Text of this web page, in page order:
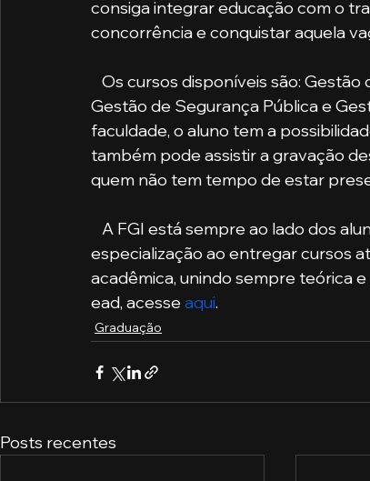
consiga integrar educação com o
concorrência e conquistar aquela
Gestão de Segurança Pública e
faculdade, o aluno tem a
também pode assistir a gravação
quem não tem tempo de estar
especialização ao entregar cursos
acadêmica, unindo sempre teórica
ead, acesse aqui.
Graduação
Posts recentes